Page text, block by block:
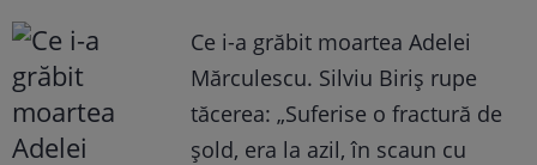
Ce i-a grăbit moartea Adelei
Mărculescu. Silviu Biriș rupe
tăcerea: „Suferise o fractură de
șold, era la azil, în scaun cu